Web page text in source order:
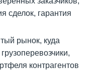
сделок, гарантия
рынок, куда
контрагентов